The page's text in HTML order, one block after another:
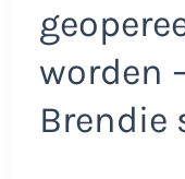
worden
Brendie